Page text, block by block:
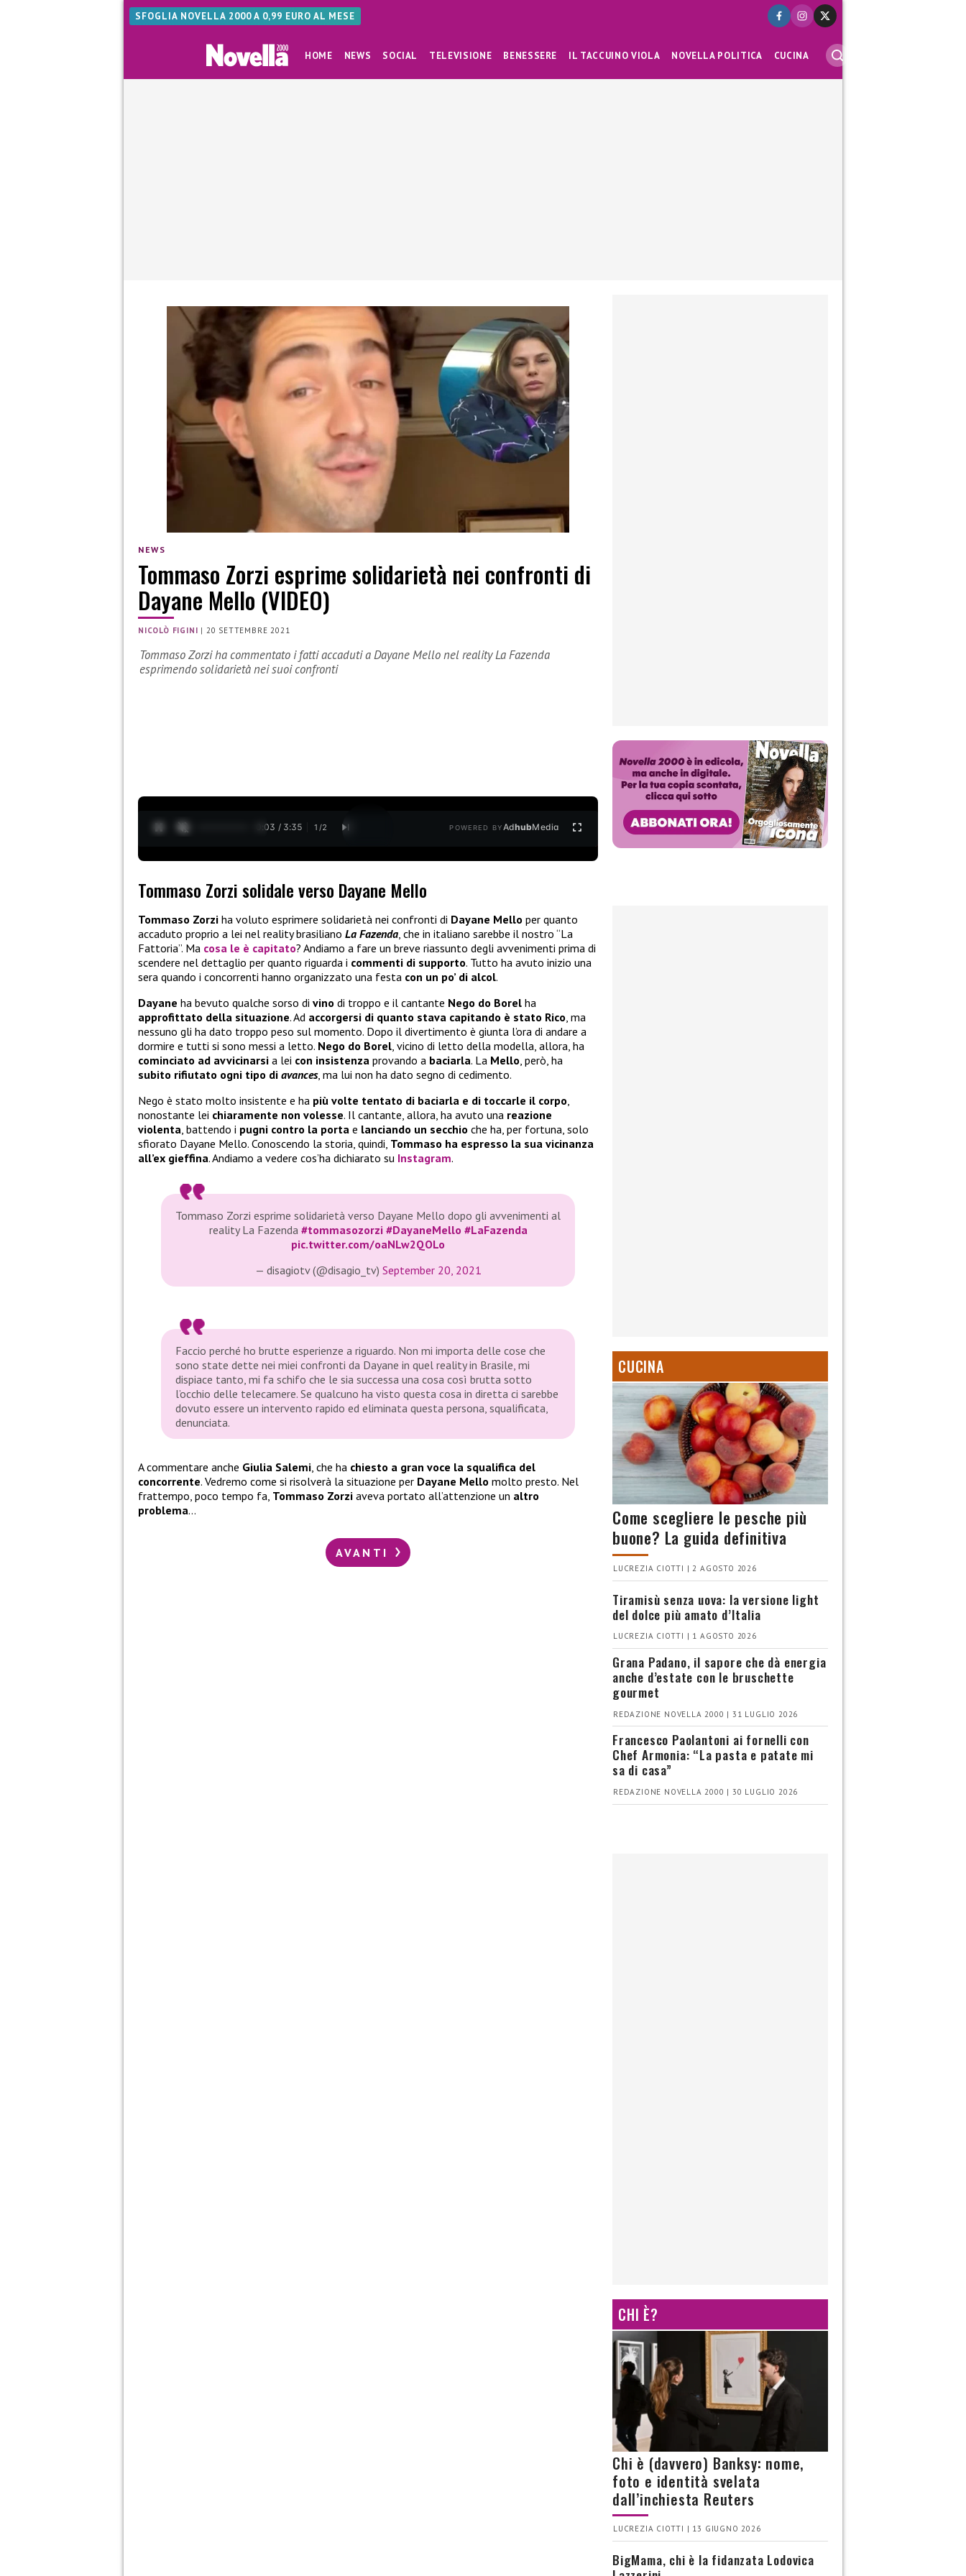
SFOGLIA NOVELLA 2000 A 0,99 EURO AL MESE
HOME NEWS SOCIAL TELEVISIONE BENESSERE IL TACCUINO VIOLA NOVELLA POLITICA CUCINA
NEWS
Tommaso Zorzi esprime solidarietà nei confronti di
Dayane Mello (VIDEO)
NICOLÒ FIGINI | 20 SETTEMBRE 2021
Tommaso Zorzi ha commentato i fatti accaduti a Dayane Mello nel reality La Fazenda
esprimendo solidarietà nei suoi confronti
0:04 / 3:35 1 /2 POWERED BYAdhubMedia
Tommaso Zorzi solidale verso Dayane Mello
Tommaso Zorzi ha voluto esprimere solidarietà nei confronti di Dayane Mello per quanto
accaduto proprio a lei nel reality brasiliano La Fazenda, che in italiano sarebbe il nostro “La
Fattoria”. Ma cosa le è capitato? Andiamo a fare un breve riassunto degli avvenimenti prima di
scendere nel dettaglio per quanto riguarda i commenti di supporto. Tutto ha avuto inizio una
sera quando i concorrenti hanno organizzato una festa con un po’ di alcol.
Dayane ha bevuto qualche sorso di vino di troppo e il cantante Nego do Borel ha
approfittato della situazione. Ad accorgersi di quanto stava capitando è stato Rico, ma
nessuno gli ha dato troppo peso sul momento. Dopo il divertimento è giunta l’ora di andare a
dormire e tutti si sono messi a letto. Nego do Borel, vicino di letto della modella, allora, ha
cominciato ad avvicinarsi a lei con insistenza provando a baciarla. La Mello, però, ha
subito rifiutato ogni tipo di avances, ma lui non ha dato segno di cedimento.
Nego è stato molto insistente e ha più volte tentato di baciarla e di toccarle il corpo,
nonostante lei chiaramente non volesse. Il cantante, allora, ha avuto una reazione
violenta, battendo i pugni contro la porta e lanciando un secchio che ha, per fortuna, solo
sfiorato Dayane Mello. Conoscendo la storia, quindi, Tommaso ha espresso la sua vicinanza
all’ex gieffina. Andiamo a vedere cos’ha dichiarato su Instagram.
Tommaso Zorzi esprime solidarietà verso Dayane Mello dopo gli avvenimenti al
reality La Fazenda #tommasozorzi #DayaneMello #LaFazenda
pic.twitter.com/oaNLw2QOLo
— disagiotv (@disagio_tv) September 20, 2021
Faccio perché ho brutte esperienze a riguardo. Non mi importa delle cose che
sono state dette nei miei confronti da Dayane in quel reality in Brasile, mi
dispiace tanto, mi fa schifo che le sia successa una cosa così brutta sotto
l’occhio delle telecamere. Se qualcuno ha visto questa cosa in diretta ci sarebbe
dovuto essere un intervento rapido ed eliminata questa persona, squalificata,
denunciata.
A commentare anche Giulia Salemi, che ha chiesto a gran voce la squalifica del
concorrente. Vedremo come si risolverà la situazione per Dayane Mello molto presto. Nel
frattempo, poco tempo fa, Tommaso Zorzi aveva portato all’attenzione un altro
problema…
AVANTI
CUCINA
Come scegliere le pesche più
buone? La guida definitiva
LUCREZIA CIOTTI | 2 AGOSTO 2026
Tiramisù senza uova: la versione light
del dolce più amato d’Italia
LUCREZIA CIOTTI | 1 AGOSTO 2026
Grana Padano, il sapore che dà energia
anche d’estate con le bruschette
gourmet
REDAZIONE NOVELLA 2000 | 31 LUGLIO 2026
Francesco Paolantoni ai fornelli con
Chef Armonia: “La pasta e patate mi
sa di casa”
REDAZIONE NOVELLA 2000 | 30 LUGLIO 2026
CHI È?
Chi è (davvero) Banksy: nome,
foto e identità svelata
dall’inchiesta Reuters
LUCREZIA CIOTTI | 13 GIUGNO 2026
BigMama, chi è la fidanzata Lodovica